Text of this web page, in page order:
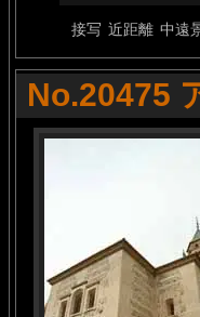
接写 近距離 中遠
No.20475